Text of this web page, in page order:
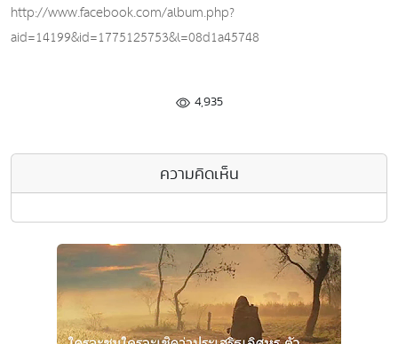
http://www.facebook.com/album.php?
aid=14199&id=1775125753&l=08d1a45748
4,935
ความคิดเห็น